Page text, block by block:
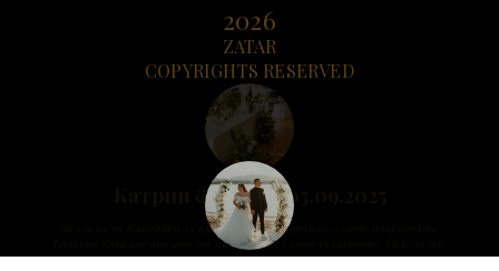
2026
ZATAR
COPYRIGHTS RESERVED
Катрин & Дениз 05.09.2025
Желая да ви благодаря за прекрасната декорация, която направихте.
Гостите бяха впечатлени от красотата, която създадохте. Хилс за нас
е много живописно място, но благодарение на вашия труд, на вашата